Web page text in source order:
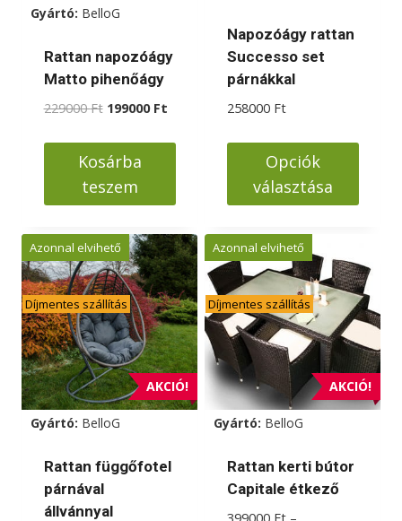
Gyártó: BelloG
Rattan napozóágy
Matto pihenőágy
229000Ft Original
was:
229000 Ft.
199000 FtCurrent
is:
Kosárba
teszem
Napozóágy rattan
Successo set
párnákkal
258000 Ft
Opciók
választása
a
terméknek
több
variációja
van.
A
változatok
a
termékoldalon
választhatók
ki
AKCIÓ!
Azonnal elvihető
Díjmentes szállítás
Gyártó: BelloG
Rattan függőfotel
párnával
állvánnyal
AKCIÓ!
Azonnal elvihető
Díjmentes szállítás
Gyártó: BelloG
Rattan kerti bútor
Capitale étkező